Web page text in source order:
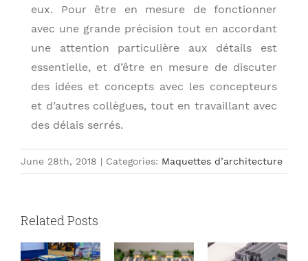
eux. Pour être en mesure de fonctionner
avec une grande précision tout en accordant
une attention particulière aux détails est
essentielle, et d’être en mesure de discuter
des idées et concepts avec les concepteurs
et d’autres collègues, tout en travaillant avec
des délais serrés.
June 28th, 2018 | Categories: Maquettes d’architecture
Related Posts